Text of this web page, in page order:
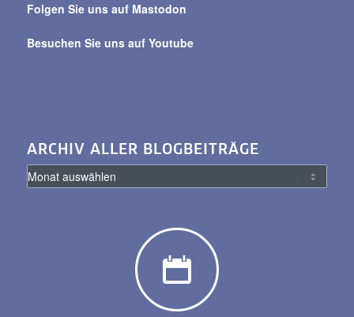
Folgen Sie uns auf Mastodon
Besuchen Sie uns auf Youtube
ARCHIV ALLER BLOGBEITRÄGE